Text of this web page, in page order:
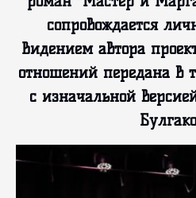
сопровождается
Видением автора
отношений передана в
с изначальной